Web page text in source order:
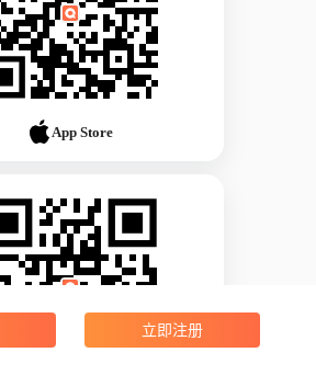
App Store
立即注册